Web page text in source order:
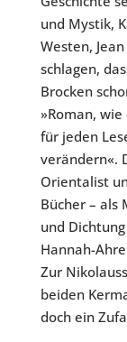
und Mystik,
Westen,
schlagen,
Brocken
»Roman,
für jeden
verändern«.
Orientalist
Bücher – als
und
Hannah-
Zur
beiden
doch ein